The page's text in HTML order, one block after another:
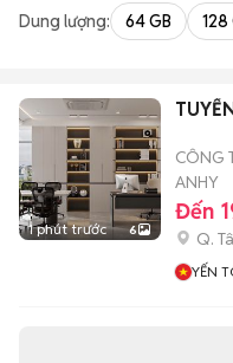
Dung lượng: 64 GB 128
1 phút trước 6
CÔNG
ANHY
Đến
Q.
YẾN